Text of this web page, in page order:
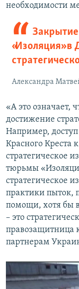
необходимости
«Изоляция» в
Александра
«А это означает,
достижение
Например,
Красного Креста
стратегическое
тюрьмы
стратегическое
практики пыток,
помощи, хотя бы
– это
правозащитница
партнерам